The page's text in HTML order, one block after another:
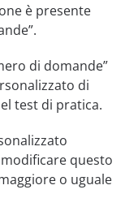
è presente
di domande”
di
test di pratica.
questo
o uguale